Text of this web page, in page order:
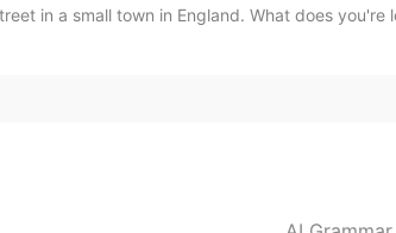
in a small town in England. What does you're